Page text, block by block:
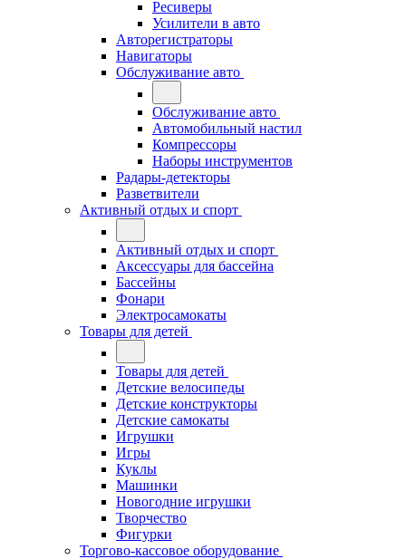
Ресиверы
Усилители в авто
Авторегистраторы
Навигаторы
Обслуживание авто
Обслуживание авто
Автомобильный настил
Компрессоры
Наборы инструментов
Радары-детекторы
Разветвители
Активный отдых и спорт
Активный отдых и спорт
Аксессуары для бассейна
Бассейны
Фонари
Электросамокаты
Товары для детей
Товары для детей
Детские велосипеды
Детские конструкторы
Детские самокаты
Игрушки
Игры
Куклы
Машинки
Новогодние игрушки
Творчество
Фигурки
Торгово-кассовое оборудование